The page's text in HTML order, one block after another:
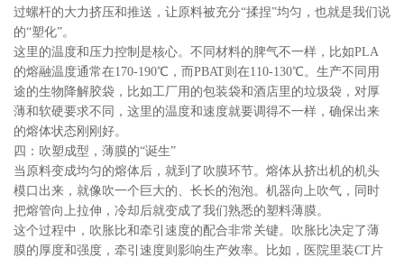
过螺杆的大力挤压和推送，让原料被充分“揉捏”均匀，也就是我们说
的“塑化”。
这里的温度和压力控制是核心。不同材料的脾气不一样，比如PLA
的熔融温度通常在170-190℃，而PBAT则在110-130℃。生产不同用
途的生物降解胶袋，比如工厂用的包装袋和酒店里的垃圾袋，对厚
薄和软硬要求不同，这里的温度和速度就要调得不一样，确保出来
的熔体状态刚刚好。
四：吹塑成型，薄膜的“诞生”
当原料变成均匀的熔体后，就到了吹膜环节。熔体从挤出机的机头
模口出来，就像吹一个巨大的、长长的泡泡。机器向上吹气，同时
把熔管向上拉伸，冷却后就变成了我们熟悉的塑料薄膜。
这个过程中，吹胀比和牵引速度的配合非常关键。吹胀比决定了薄
膜的厚度和强度，牵引速度则影响生产效率。比如，医院里装CT片